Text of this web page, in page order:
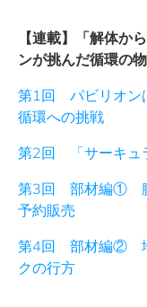
【連載】「解体か
ンが挑んだ循環の
第1回 パビリオン
循環への挑戦
第2回 「サーキュ
第3回 部材編① 膜
予約販売
第4回 部材編② 地
クの行方